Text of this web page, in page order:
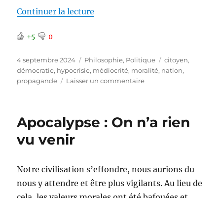
Continuer la lecture
+5 0
Publié
le
4 septembre 2024 Catégories
Philosophie, Politique Étiquettes
citoyen,
démocratie, hypocrisie, médiocrité, moralité, nation,
propagande
Laisser un commentairesur
Apocalypse : On n’a rien
vu venir
Notre civilisation s’effondre, nous aurions du
nous y attendre et être plus vigilants. Au lieu de